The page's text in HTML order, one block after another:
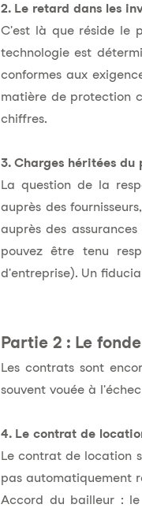
2. Le retard dans les
C'est là que réside le
technologie est
conformes aux
matière de protection
chiffres.
3. Charges héritées du
La question de la
auprès des
auprès des
pouvez être tenu
d'entreprise). Un
Partie 2 : Le
Les contrats sont
souvent vouée à
4. Le contrat de
Le contrat de location
pas automatiquement
Accord du bailleur :